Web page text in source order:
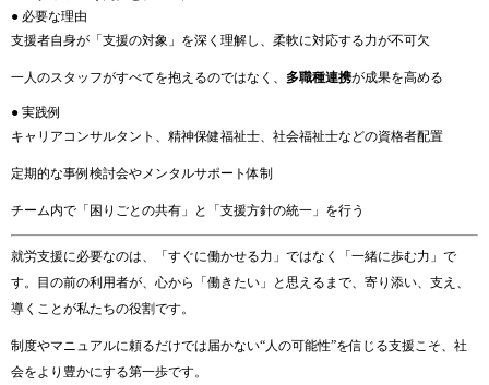
● 必要な理由
支援者自身が「支援の対象」を深く理解し、柔軟に対応する力が不可欠
一人のスタッフがすべてを抱えるのではなく、 多職種連携が成果を高める
● 実践例
キャリアコンサルタント、精神保健福祉士、社会福祉士などの資格者配置
定期的な事例検討会やメンタルサポート体制
チーム内で「困りごとの共有」と「支援方針の統一」を行う
就労支援に必要なのは、「すぐに働かせる力」ではなく「一緒に歩む力」で
す。目の前の利用者が、心から「働きたい」と思えるまで、寄り添い、支え、
導くことが私たちの役割です。
制度やマニュアルに頼るだけでは届かない“人の可能性”を信じる支援こそ、社
会をより豊かにする第一歩です。